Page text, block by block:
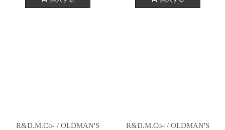
R&D.M.Co- / OLDMAN'S
R&D.M.Co- / OLDMAN'S